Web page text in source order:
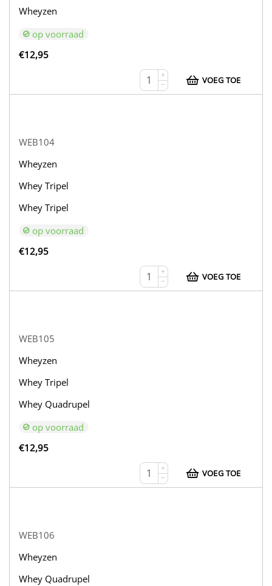
Wheyzen
op voorraad
€12,95
+
−
VOEG TOE
WEB104
Wheyzen
Whey Tripel
Whey Tripel
op voorraad
€12,95
+
−
VOEG TOE
WEB105
Wheyzen
Whey Tripel
Whey Quadrupel
op voorraad
€12,95
+
−
VOEG TOE
WEB106
Wheyzen
Whey Quadrupel